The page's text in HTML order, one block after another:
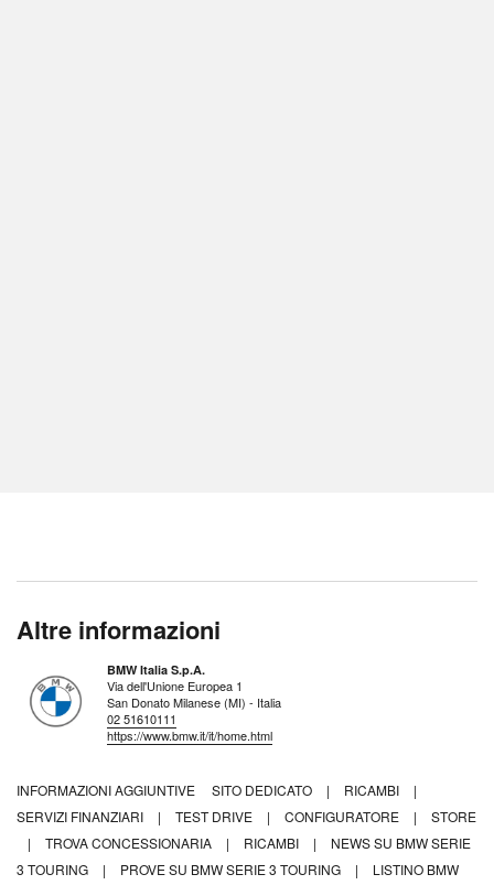
Altre informazioni
BMW Italia S.p.A.
Via dell'Unione Europea 1
San Donato Milanese (MI) - Italia
02 51610111
https://www.bmw.it/it/home.html
INFORMAZIONI AGGIUNTIVE SITO DEDICATO | RICAMBI
|
SERVIZI FINANZIARI
| TEST DRIVE | CONFIGURATORE |
STORE
|
TROVA CONCESSIONARIA | RICAMBI |
NEWS SU BMW SERIE
3 TOURING
| PROVE SU BMW SERIE 3 TOURING |
LISTINO BMW